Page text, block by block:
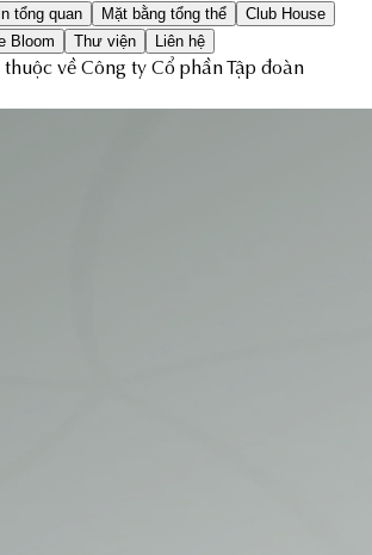
tổng quan Mặt bằng tổng thể
Club House
Bloom Thư viện Liên hệ
về Công ty Cổ phần Tập đoàn